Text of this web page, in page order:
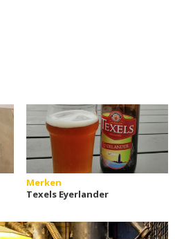
Merken
Texels Eyerlander